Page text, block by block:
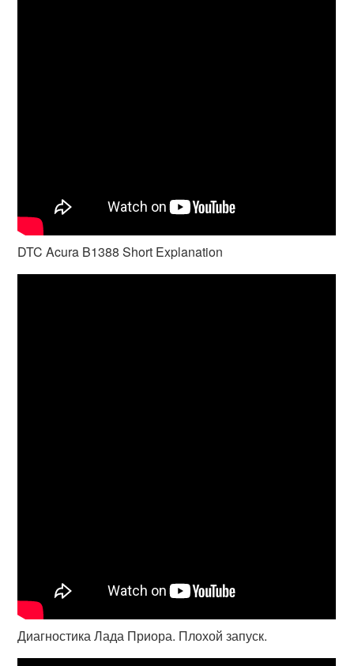
DTC Acura B1388 Short Explanation
Диагностика Лада Приора. Плохой запуск.